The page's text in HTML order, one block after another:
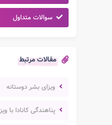
سوالات متداول
مقالات مرتبط
ویزای بشر دوستانه
پناهندگی کانادا با